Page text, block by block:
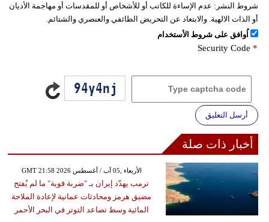
شروط النشر: عدم الإساءة للكاتب أو للأشخاص أو للمقدسات أو مهاجمة الأديان
أو الذات الالهية. والابتعاد عن التحريض الطائفي والعنصري والشتائم.
اُوافق على شروط الأستخدام
Security Code *
أرسل التعليق
أخبار ذات صلة
GMT 21:58 2026 الأربعاء ,05 آب / أغسطس
ترمب يهدّد إيران بـ "ضربة قوية" ما لم يُفتح
مضيق هرمز ومحادثات عمانية لإعادة الملاحة
المائية وسط تصاعد التوتر في البحر الأحمر